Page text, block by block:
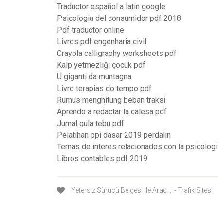
Traductor español a latin google
Psicologia del consumidor pdf 2018
Pdf traductor online
Livros pdf engenharia civil
Crayola calligraphy worksheets pdf
Kalp yetmezliği çocuk pdf
U giganti da muntagna
Livro terapias do tempo pdf
Rumus menghitung beban traksi
Aprendo a redactar la calesa pdf
Jurnal gula tebu pdf
Pelatihan ppi dasar 2019 perdalin
Temas de interes relacionados con la
Libros contables pdf 2019
Yetersiz Sürücü Belgesi İle Araç ... - Trafik Sitesi